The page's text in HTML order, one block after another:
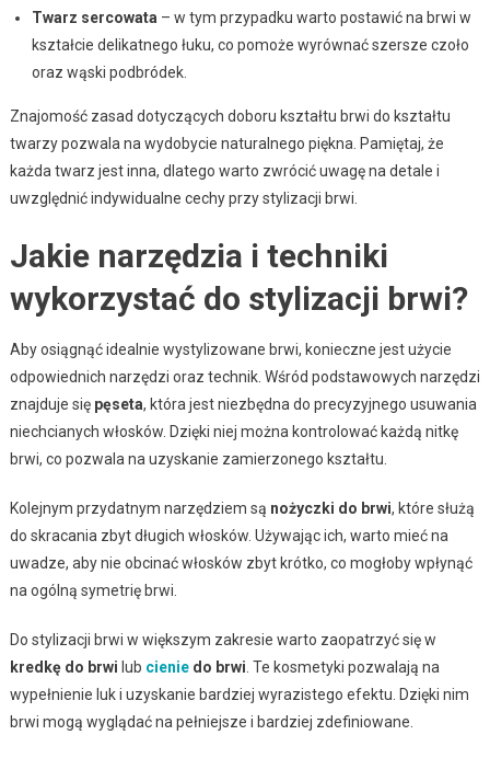
Twarz sercowata – w tym przypadku warto postawić na brwi w
kształcie delikatnego łuku, co pomoże wyrównać szersze czoło
oraz wąski podbródek.
Znajomość zasad dotyczących doboru kształtu brwi do kształtu
twarzy pozwala na wydobycie naturalnego piękna. Pamiętaj, że
każda twarz jest inna, dlatego warto zwrócić uwagę na detale i
uwzględnić indywidualne cechy przy stylizacji brwi.
Jakie narzędzia i techniki
wykorzystać do stylizacji brwi?
Aby osiągnąć idealnie wystylizowane brwi, konieczne jest użycie
odpowiednich narzędzi oraz technik. Wśród podstawowych narzędzi
znajduje się pęseta, która jest niezbędna do precyzyjnego usuwania
niechcianych włosków. Dzięki niej można kontrolować każdą nitkę
brwi, co pozwala na uzyskanie zamierzonego kształtu.
Kolejnym przydatnym narzędziem są nożyczki do brwi, które służą
do skracania zbyt długich włosków. Używając ich, warto mieć na
uwadze, aby nie obcinać włosków zbyt krótko, co mogłoby wpłynąć
na ogólną symetrię brwi.
Do stylizacji brwi w większym zakresie warto zaopatrzyć się w
kredkę do brwi lub cieniedo brwi . Te kosmetyki pozwalają na
wypełnienie luk i uzyskanie bardziej wyrazistego efektu. Dzięki nim
brwi mogą wyglądać na pełniejsze i bardziej zdefiniowane.